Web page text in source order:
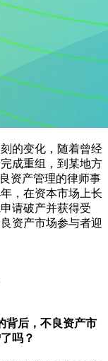
的变化，随着曾经
成重组，到某地方
资产管理的律师事
，在资本市场上长
请破产并获得受
资产市场参与者迎
背后，不良资产市
吗？